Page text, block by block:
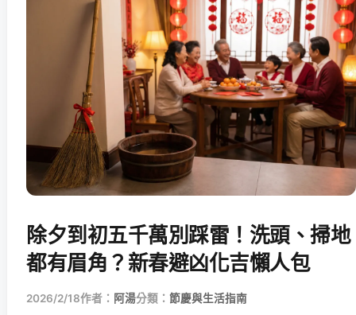
除夕到初五千萬別踩雷！洗頭、掃地
都有眉角？新春避凶化吉懶人包
2026/2/18作者： 阿湯分類： 節慶與生活指南